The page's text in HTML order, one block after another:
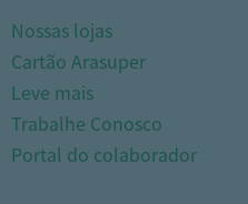
Nossas lojas
Cartão Arasuper
Leve mais
Trabalhe Conosco
Portal do colaborador